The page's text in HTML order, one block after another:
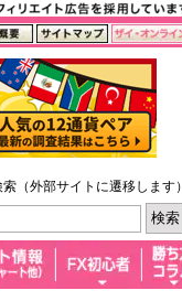
（外部サイトに遷移します）